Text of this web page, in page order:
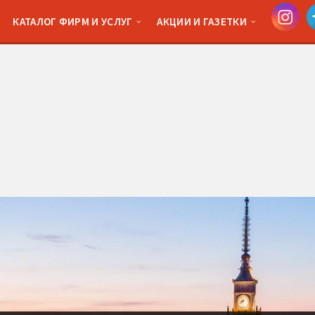
КАТАЛОГ ФИРМ И УСЛУГ АКЦИИ И ГАЗЕТКИ